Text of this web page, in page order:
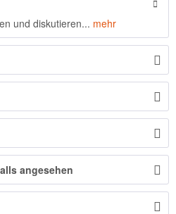
und diskutieren... mehr
angesehen